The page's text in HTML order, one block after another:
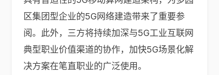
区集团型企业的5G网络建造带来了重要参
阅。此外，三方将持续加深与5G工业互联网
典型职业价值渠道的协作，加快5G场景化解
决方案在笔直职业的广泛使用。